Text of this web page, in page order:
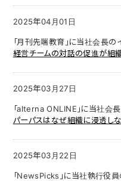
2025年04月01日
「月刊先端教育」に当社会長
経営チームの対話の促進が組
2025年03月27日
「alterna ONLINE」に当社会
パーパスはなぜ組織に浸透し
2025年03月22日
「NewsPicks」に当社執行役